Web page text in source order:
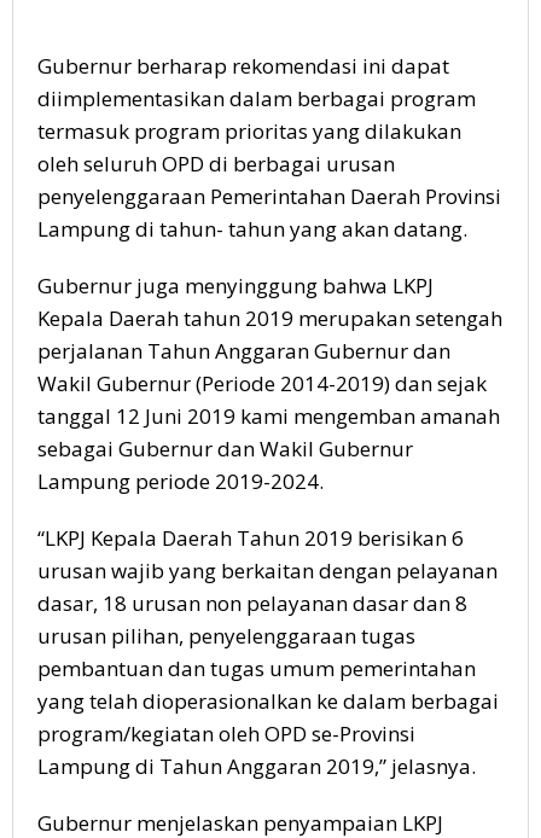
Gubernur berharap rekomendasi ini dapat
diimplementasikan dalam berbagai program
termasuk program prioritas yang dilakukan
oleh seluruh OPD di berbagai urusan
penyelenggaraan Pemerintahan Daerah Provinsi
Lampung di tahun- tahun yang akan datang.
Gubernur juga menyinggung bahwa LKPJ
Kepala Daerah tahun 2019 merupakan setengah
perjalanan Tahun Anggaran Gubernur dan
Wakil Gubernur (Periode 2014-2019) dan sejak
tanggal 12 Juni 2019 kami mengemban amanah
sebagai Gubernur dan Wakil Gubernur
Lampung periode 2019-2024.
“LKPJ Kepala Daerah Tahun 2019 berisikan 6
urusan wajib yang berkaitan dengan pelayanan
dasar, 18 urusan non pelayanan dasar dan 8
urusan pilihan, penyelenggaraan tugas
pembantuan dan tugas umum pemerintahan
yang telah dioperasionalkan ke dalam berbagai
program/kegiatan oleh OPD se-Provinsi
Lampung di Tahun Anggaran 2019,” jelasnya.
Gubernur menjelaskan penyampaian LKPJ